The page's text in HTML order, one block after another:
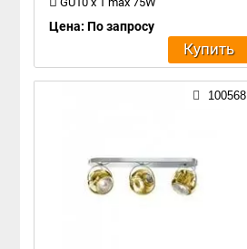
Цена: По запросу
Купить
100568